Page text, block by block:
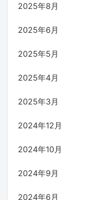
2025年8月
2025年6月
2025年5月
2025年4月
2025年3月
2024年12月
2024年10月
2024年9月
2024年6月